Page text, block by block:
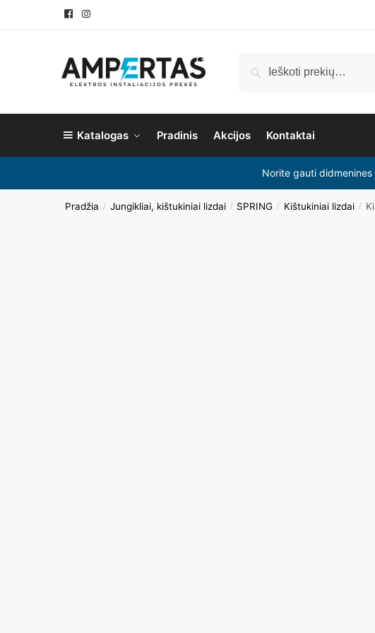
Katalogas Pradinis Akcijos Kontaktai
Norite gauti didmenines
Pradžia / Jungikliai, kištukiniai lizdai / SPRING / Kištukiniai lizdai /